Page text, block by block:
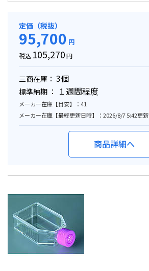
定価（税抜）
95,700 円
税込 105,270円
三商在庫： 3個
標準納期 ： １週間程度
メーカー在庫【目安】：41
メーカー在庫【最終更新日時】：2026/8/7 5:42更新
商品詳細へ